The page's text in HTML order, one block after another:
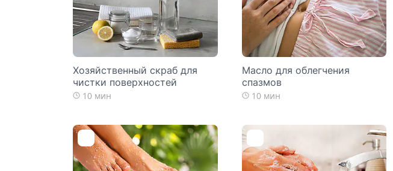
Хозяйственный скраб для
чистки поверхностей
10 мин
Масло для облегчения
спазмов
10 мин